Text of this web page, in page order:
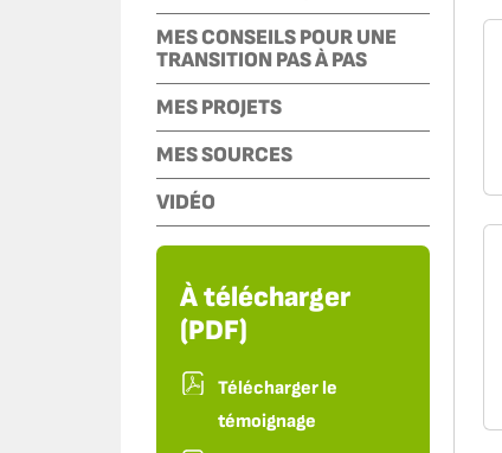
MES CONSEILS POUR UNE
TRANSITION PAS À PAS
MES PROJETS
MES SOURCES
VIDÉO
À télécharger
(PDF)
Télécharger le
témoignage